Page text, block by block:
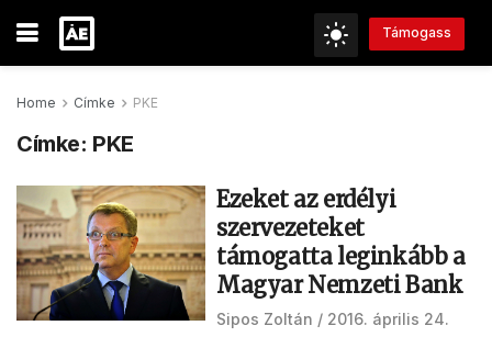
Támogass
Home Címke PKE
Címke: PKE
Ezeket az erdélyi
szervezeteket
támogatta leginkább a
Magyar Nemzeti Bank
Sipos Zoltán 2016. április 24.